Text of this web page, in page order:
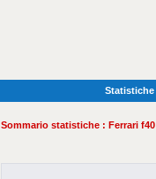
Statistiche
Sommario statistiche : Ferrari f40